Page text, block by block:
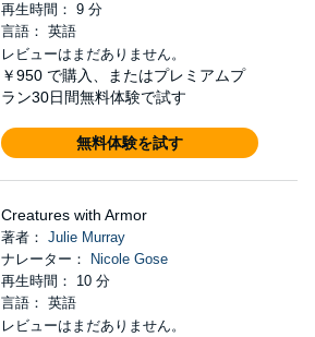
再生時間： 9 分
言語： 英語
レビューはまだありません。
￥950 で購入、またはプレミアムプ
ラン30日間無料体験で試す
無料体験を試す
Creatures with Armor
著者： Julie Murray
ナレーター：
Nicole Gose
再生時間： 10 分
言語： 英語
レビューはまだありません。